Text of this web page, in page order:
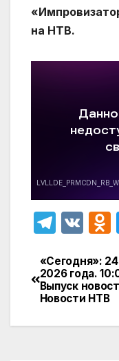
на НТВ.
T
e
gr
a
m
V
по
«Сегодня»:
2026 года.
Выпуск
Новости НТВ